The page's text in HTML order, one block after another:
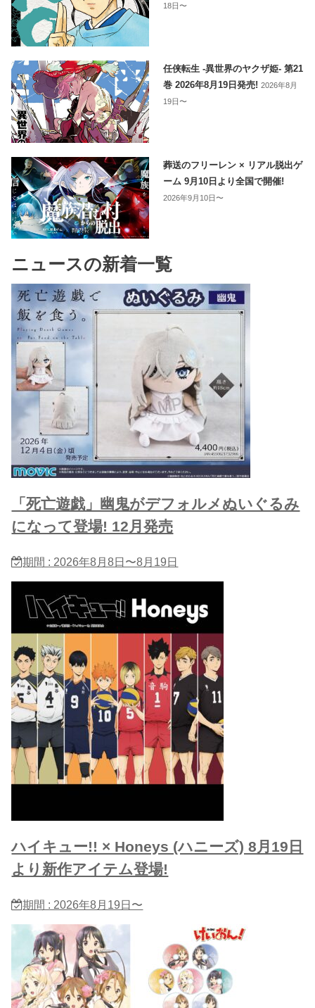
18日〜
任侠転生 -異世界のヤクザ姫- 第21
巻 2026年8月19日発売!2026年8月
19日〜
葬送のフリーレン × リアル脱出ゲ
ーム 9月10日より全国で開催!
2026年9月10日〜
ニュースの新着一覧
「死亡遊戯」幽鬼がデフォルメぬいぐるみ
になって登場! 12月発売
期間 : 2026年8月8日〜8月19日
ハイキュー!! × Honeys (ハニーズ) 8月19日
より新作アイテム登場!
期間 : 2026年8月19日〜